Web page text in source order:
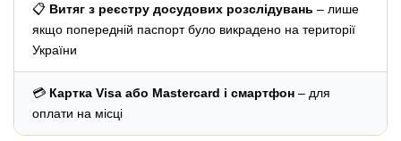
📋 Витяг з реєстру досудових розслідувань – лише
якщо попередній паспорт було викрадено на території
України
💳 Картка Visa або Mastercard і смартфон – для
оплати на місці